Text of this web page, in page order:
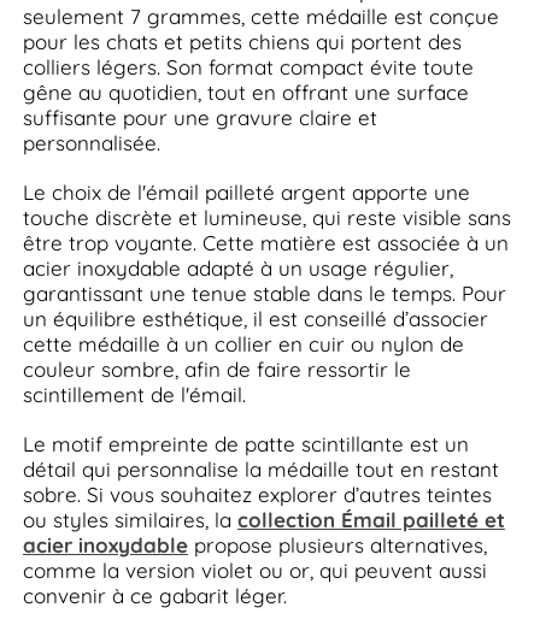
seulement 7 grammes, cette médaille est conçue
pour les chats et petits chiens qui portent des
colliers légers. Son format compact évite toute
gêne au quotidien, tout en offrant une surface
suffisante pour une gravure claire et
personnalisée.
Le choix de l'émail pailleté argent apporte une
touche discrète et lumineuse, qui reste visible sans
être trop voyante. Cette matière est associée à un
acier inoxydable adapté à un usage régulier,
garantissant une tenue stable dans le temps. Pour
un équilibre esthétique, il est conseillé d’associer
cette médaille à un collier en cuir ou nylon de
couleur sombre, afin de faire ressortir le
scintillement de l'émail.
Le motif empreinte de patte scintillante est un
détail qui personnalise la médaille tout en restant
sobre. Si vous souhaitez explorer d’autres teintes
ou styles similaires, la collection Émail pailleté et
acier inoxydablepropose plusieurs alternatives,
comme la version violet ou or, qui peuvent aussi
convenir à ce gabarit léger.